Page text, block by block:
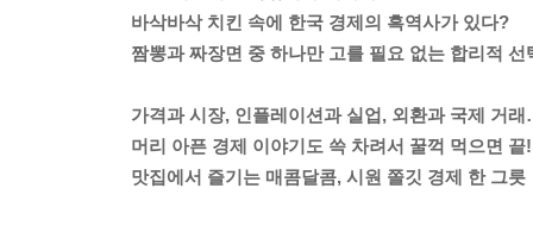
구쳤고, 일본 쌀의 가격은 1년 전에 비해 두 배가
--- p.57~59
통계를 보면 외환 위기 이후 몇 년 동안 새로 문을
름에 튀기면 되니까 요리 솜씨가 뛰어나지 않아도
받은 퇴직금으로 적은 자본을 들여 장사하기 좋았
바삭바삭 치킨 속에 한국 경제의 흑역사가 있다?
짬뽕과 짜장면 중 하나만 고를 필요 없는 합리적 선
가격과 시장, 인플레이션과 실업, 외환과 국제 거
머리 아픈 경제 이야기도 쓱 차려서 꿀꺽 먹으면 끝!
맛집에서 즐기는 매콤달콤, 시원 쫄깃 경제 한 그릇